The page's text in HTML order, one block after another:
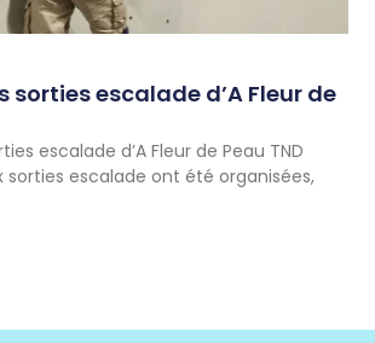
sorties escalade d’A Fleur de
escalade d’A Fleur de Peau TND
sorties escalade ont été organisées,